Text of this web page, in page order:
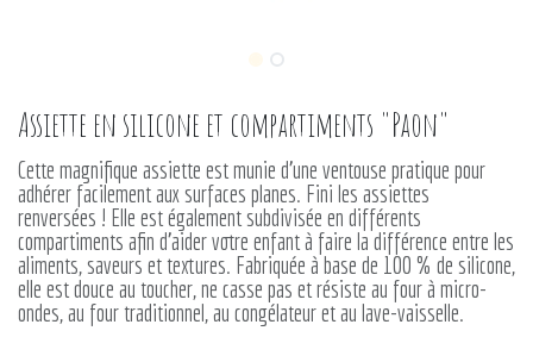
Assiette en silicone et compartiments "Paon"
Cette magnifique assiette est munie d’une ventouse pratique pour
adhérer facilement aux surfaces planes. Fini les assiettes
renversées ! Elle est également subdivisée en différents
compartiments afin d’aider votre enfant à faire la différence entre les
aliments, saveurs et textures. Fabriquée à base de 100 % de silicone,
elle est douce au toucher, ne casse pas et résiste au four à micro-
ondes, au four traditionnel, au congélateur et au lave-vaisselle.